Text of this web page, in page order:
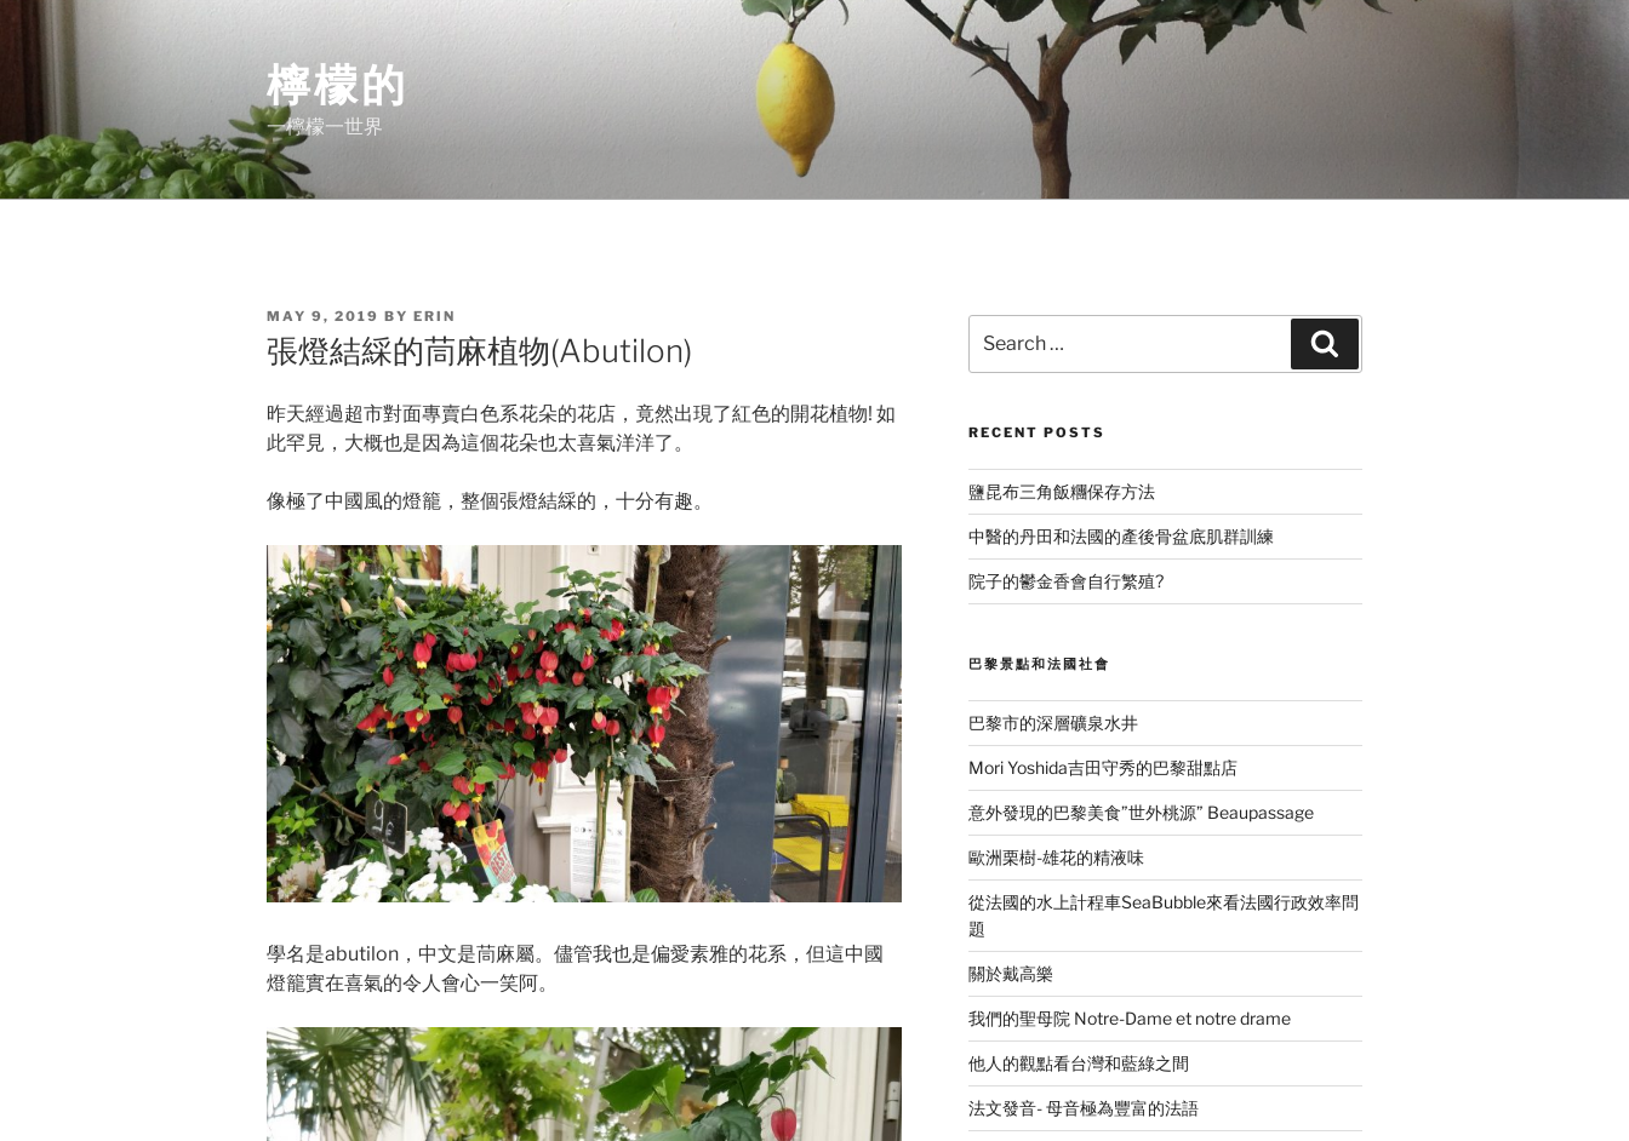
檸檬的
一檸檬一世界
POSTED
ON
MAY 9, 2019 BY ERIN
張燈結綵的茼麻植物(Abutilon)
昨天經過超市對面專賣白色系花朵的花店，竟然出現了紅色的開花植物! 如
此罕見，大概也是因為這個花朵也太喜氣洋洋了。
像極了中國風的燈籠，整個張燈結綵的，十分有趣。
學名是abutilon，中文是茼麻屬。儘管我也是偏愛素雅的花系，但這中國
燈籠實在喜氣的令人會心一笑阿。
for:
RECENT POSTS
鹽昆布三角飯糰保存方法
中醫的丹田和法國的產後骨盆底肌群訓練
院子的鬱金香會自行繁殖?
巴黎景點和法國社會
巴黎市的深層礦泉水井
Mori Yoshida吉田守秀的巴黎甜點店
意外發現的巴黎美食”世外桃源” Beaupassage
歐洲栗樹-雄花的精液味
從法國的水上計程車SeaBubble來看法國行政效率問
題
關於戴高樂
我們的聖母院 Notre-Dame et notre drame
他人的觀點看台灣和藍綠之間
法文發音- 母音極為豐富的法語